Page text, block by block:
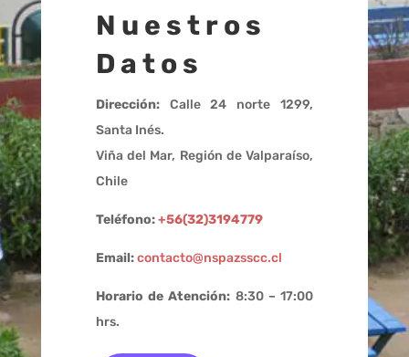
Nuestros
Datos
Dirección:Calle 24 norte 1299,
Santa Inés.
Viña del Mar, Región de Valparaíso,
Chile
Teléfono:+56(32)3194779
Email:contacto@nspazsscc.cl
Horario de Atención: 8:30 – 17:00
hrs.